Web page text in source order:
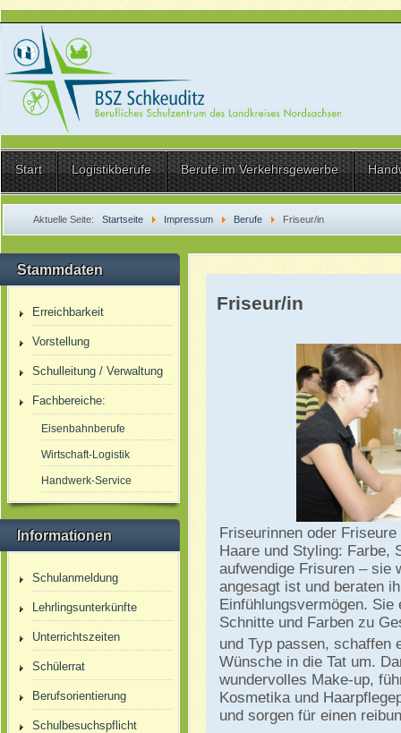
Start Logistikberufe Berufe im Verkehrsgewerbe
Aktuelle Seite: Startseite Impressum Berufe Friseur/in
Stammdaten
Erreichbarkeit
Vorstellung
Schulleitung / Verwaltung
Fachbereiche:
Eisenbahnberufe
Wirtschaft-Logistik
Handwerk-Service
Informationen
Schulanmeldung
Lehrlingsunterkünfte
Unterrichtszeiten
Schülerrat
Berufsorientierung
Schulbesuchspflicht
Friseur/in
Friseurinnen oder
Haare und Styling: Farbe,
aufwendige Frisuren – sie
angesagt ist und beraten
Einfühlungsvermögen.
Schnitte und Farben zu
und Typ passen, schaffen
Wünsche in die Tat um.
wundervolles Make-up,
Kosmetika und
und sorgen für einen